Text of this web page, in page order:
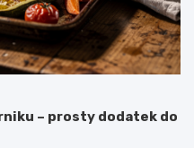
– prosty dodatek do